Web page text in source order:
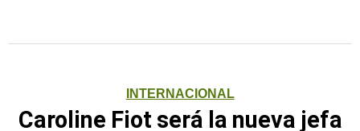
INTERNACIONAL
Caroline Fiot será la nueva jefa